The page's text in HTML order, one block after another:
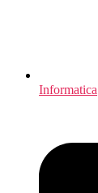
Informatica